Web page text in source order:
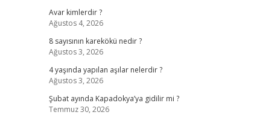
Avar kimlerdir ?
Ağustos 4, 2026
8 sayısının karekökü nedir ?
Ağustos 3, 2026
4 yaşında yapılan aşılar nelerdir ?
Ağustos 3, 2026
Şubat ayında Kapadokya’ya gidilir mi ?
Temmuz 30, 2026